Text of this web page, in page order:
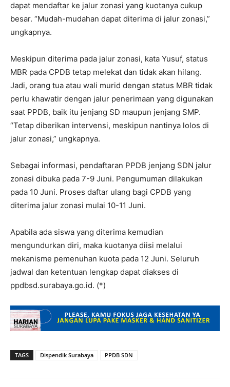
dapat mendaftar ke jalur zonasi yang kuotanya cukup
besar. “Mudah-mudahan dapat diterima di jalur zonasi,”
ungkapnya.
Meskipun diterima pada jalur zonasi, kata Yusuf, status
MBR pada CPDB tetap melekat dan tidak akan hilang.
Jadi, orang tua atau wali murid dengan status MBR tidak
perlu khawatir dengan jalur penerimaan yang digunakan
saat PPDB, baik itu jenjang SD maupun jenjang SMP.
“Tetap diberikan intervensi, meskipun nantinya lolos di
jalur zonasi,” ungkapnya.
Sebagai informasi, pendaftaran PPDB jenjang SDN jalur
zonasi dibuka pada 7-9 Juni. Pengumuman dilakukan
pada 10 Juni. Proses daftar ulang bagi CPDB yang
diterima jalur zonasi mulai 10-11 Juni.
Apabila ada siswa yang diterima kemudian
mengundurkan diri, maka kuotanya diisi melalui
mekanisme pemenuhan kuota pada 12 Juni. Seluruh
jadwal dan ketentuan lengkap dapat diakses di
ppdbsd.surabaya.go.id. (*)
TAGS Dispendik Surabaya PPDB SDN